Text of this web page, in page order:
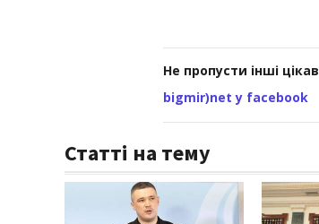
Не пропусти інші
bigmir)net у facebook
Статті на тему